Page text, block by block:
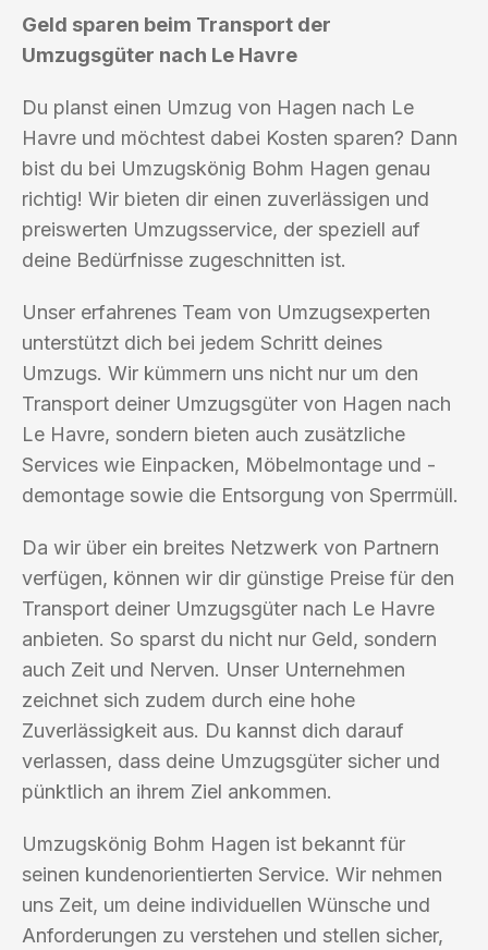
Geld sparen beim Transport der
Umzugsgüter nach Le Havre
Du planst einen Umzug von Hagen nach Le
Havre und möchtest dabei Kosten sparen? Dann
bist du bei Umzugskönig Bohm Hagen genau
richtig! Wir bieten dir einen zuverlässigen und
preiswerten Umzugsservice, der speziell auf
deine Bedürfnisse zugeschnitten ist.
Unser erfahrenes Team von Umzugsexperten
unterstützt dich bei jedem Schritt deines
Umzugs. Wir kümmern uns nicht nur um den
Transport deiner Umzugsgüter von Hagen nach
Le Havre, sondern bieten auch zusätzliche
Services wie Einpacken, Möbelmontage und -
demontage sowie die Entsorgung von Sperrmüll.
Da wir über ein breites Netzwerk von Partnern
verfügen, können wir dir günstige Preise für den
Transport deiner Umzugsgüter nach Le Havre
anbieten. So sparst du nicht nur Geld, sondern
auch Zeit und Nerven. Unser Unternehmen
zeichnet sich zudem durch eine hohe
Zuverlässigkeit aus. Du kannst dich darauf
verlassen, dass deine Umzugsgüter sicher und
pünktlich an ihrem Ziel ankommen.
Umzugskönig Bohm Hagen ist bekannt für
seinen kundenorientierten Service. Wir nehmen
uns Zeit, um deine individuellen Wünsche und
Anforderungen zu verstehen und stellen sicher,